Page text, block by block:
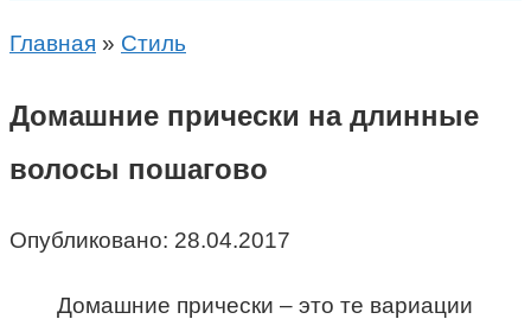
Главная » Стиль
Домашние прически на длинные
волосы пошагово
Опубликовано: 28.04.2017
Домашние прически – это те вариации